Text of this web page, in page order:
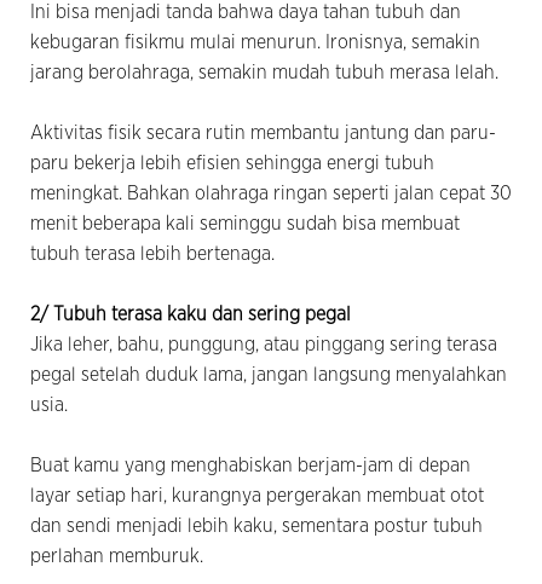
Ini bisa menjadi tanda bahwa daya tahan tubuh dan
kebugaran fisikmu mulai menurun. Ironisnya, semakin
jarang berolahraga, semakin mudah tubuh merasa lelah.
Aktivitas fisik secara rutin membantu jantung dan paru-
paru bekerja lebih efisien sehingga energi tubuh
meningkat. Bahkan olahraga ringan seperti jalan cepat 30
menit beberapa kali seminggu sudah bisa membuat
tubuh terasa lebih bertenaga.
2/ Tubuh terasa kaku dan sering pegal
Jika leher, bahu, punggung, atau pinggang sering terasa
pegal setelah duduk lama, jangan langsung menyalahkan
usia.
Buat kamu yang menghabiskan berjam-jam di depan
layar setiap hari, kurangnya pergerakan membuat otot
dan sendi menjadi lebih kaku, sementara postur tubuh
perlahan memburuk.